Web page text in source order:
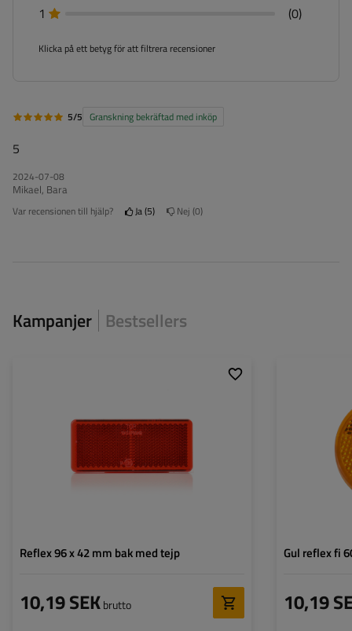
1
(0)
Klicka på ett betyg för att filtrera recensioner
5/5 Granskning bekräftad med inköp
5
2024-07-08
Mikael, Bara
Var recensionen till hjälp? Ja 5 Nej 0
Kampanjer Bestsellers
Reflex 96 x 42 mm bak med tejp
10,19 SEKbrutto
96 mm
42 mm
Gul reflex fi
10,19
Monteringstyp: